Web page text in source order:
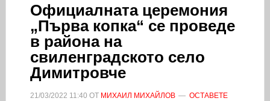
Официалната церемония
„Първа копка“ се проведе
в района на
свиленградското село
Димитровче
21/03/2022 11:40 ОТ МИХАИЛ МИХАЙЛОВ
ОСТАВЕТЕ